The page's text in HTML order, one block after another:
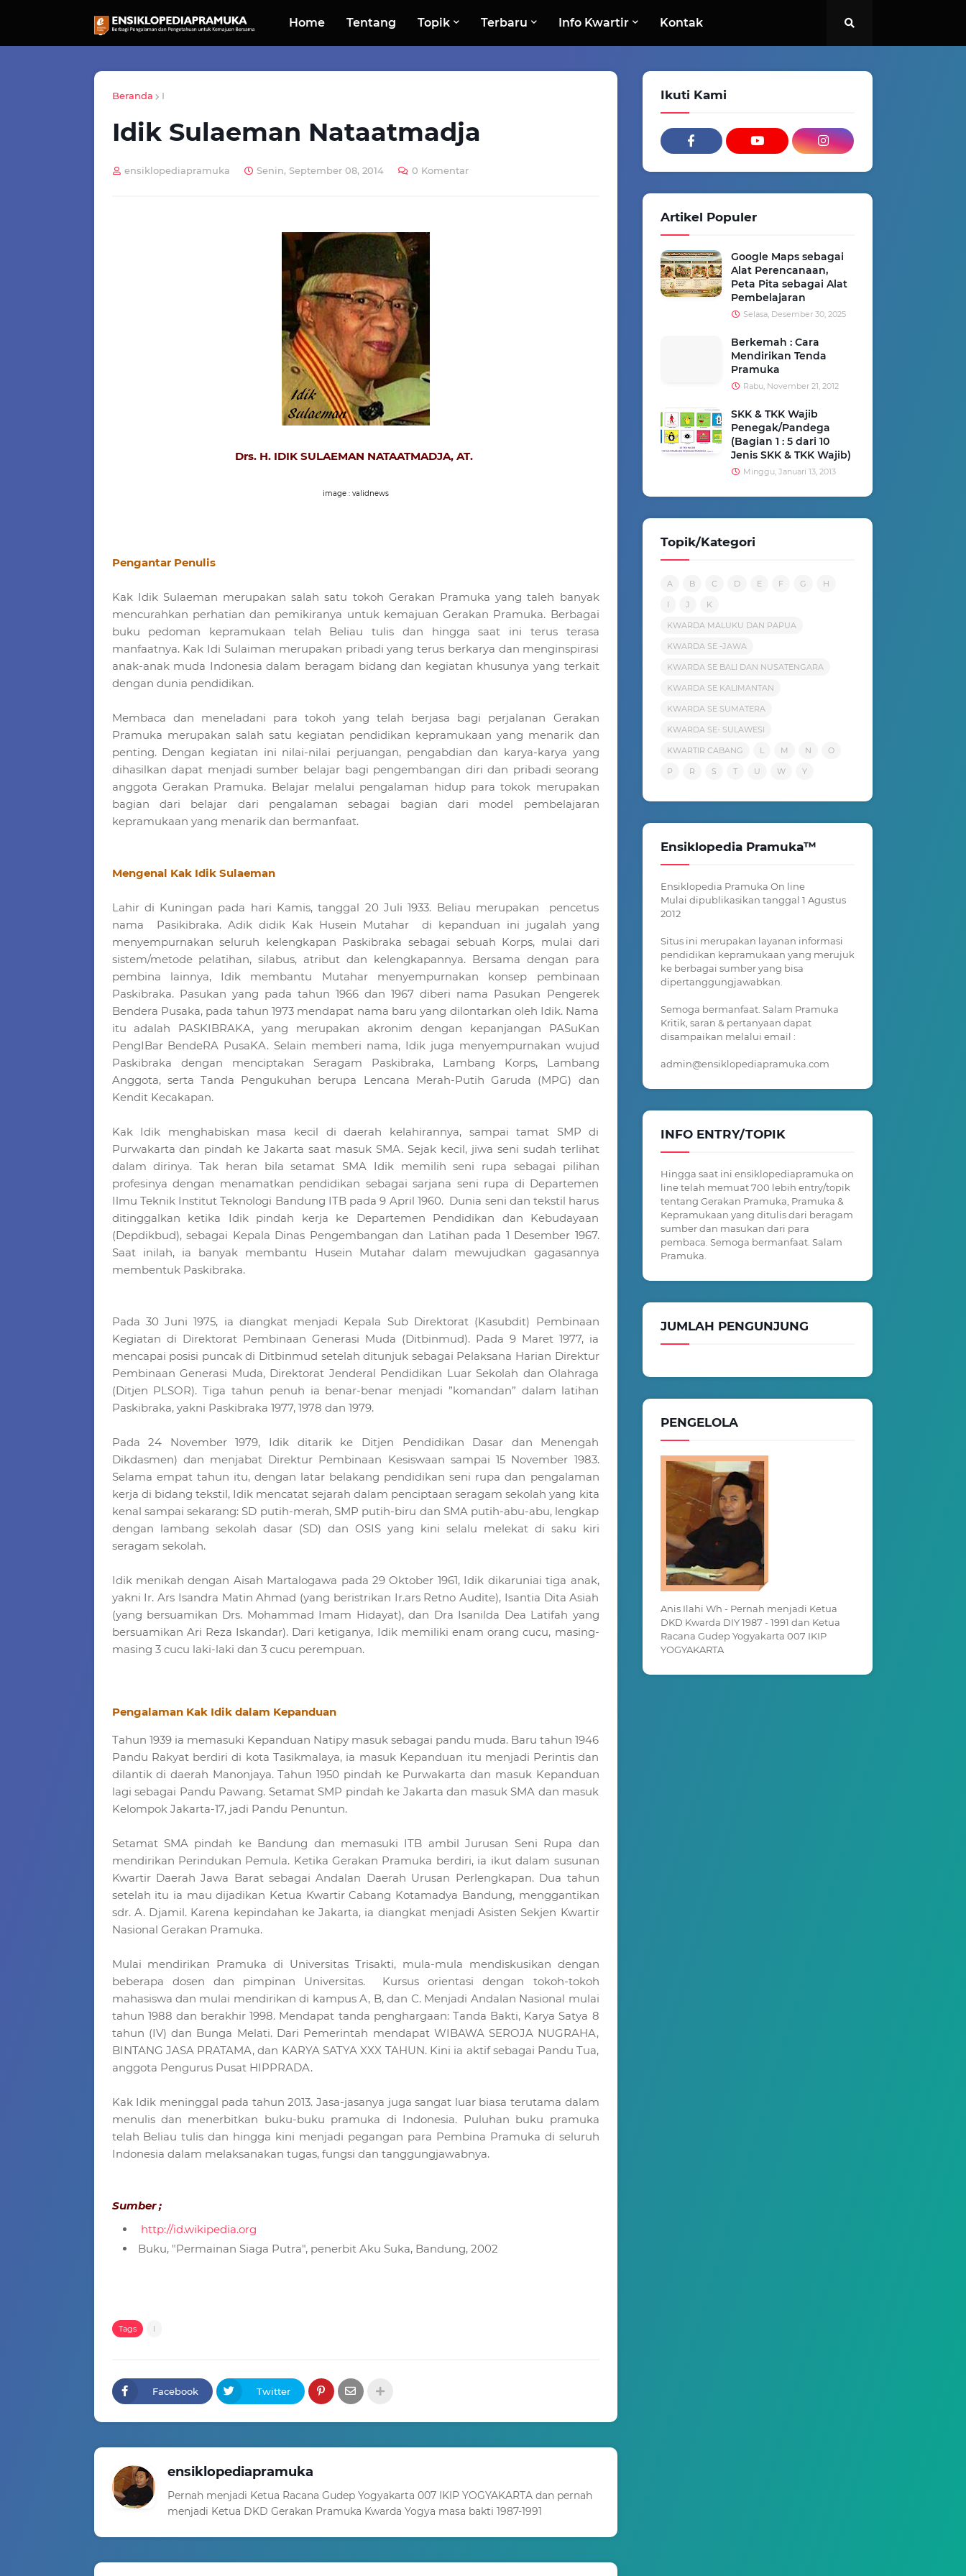
Home Tentang Topik Terbaru Info Kwartir Kontak
Beranda I
Idik Sulaeman Nataatmadja
ensiklopediapramuka Senin, September 08, 2014 0 Komentar
Drs. H. IDIK SULAEMAN NATAATMADJA, AT.
image : validnews
Pengantar Penulis
Kak Idik Sulaeman merupakan salah satu tokoh Gerakan Pramuka yang taleh banyak
mencurahkan perhatian dan pemikiranya untuk kemajuan Gerakan Pramuka. Berbagai
buku pedoman kepramukaan telah Beliau tulis dan hingga saat ini terus terasa
manfaatnya. Kak Idi Sulaiman merupakan pribadi yang terus berkarya dan menginspirasi
anak-anak muda Indonesia dalam beragam bidang dan kegiatan khusunya yang terkait
dengan dunia pendidikan.
Membaca dan meneladani para tokoh yang telah berjasa bagi perjalanan Gerakan
Pramuka merupakan salah satu kegiatan pendidikan kepramukaan yang menarik dan
penting. Dengan kegiatan ini nilai-nilai perjuangan, pengabdian dan karya-karya yang
dihasilkan dapat menjadi sumber belajar bagi pengembangan diri dan pribadi seorang
anggota Gerakan Pramuka. Belajar melalui pengalaman hidup para tokok merupakan
bagian dari belajar dari pengalaman sebagai bagian dari model pembelajaran
kepramukaan yang menarik dan bermanfaat.
Mengenal Kak Idik Sulaeman
Lahir di Kuningan pada hari Kamis, tanggal 20 Juli 1933. Beliau merupakan pencetus
nama Pasikibraka. Adik didik Kak Husein Mutahar di kepanduan ini jugalah yang
menyempurnakan seluruh kelengkapan Paskibraka sebagai sebuah Korps, mulai dari
sistem/metode pelatihan, silabus, atribut dan kelengkapannya. Bersama dengan para
pembina lainnya, Idik membantu Mutahar menyempurnakan konsep pembinaan
Paskibraka. Pasukan yang pada tahun 1966 dan 1967 diberi nama Pasukan Pengerek
Bendera Pusaka, pada tahun 1973 mendapat nama baru yang dilontarkan oleh Idik. Nama
itu adalah PASKIBRAKA, yang merupakan akronim dengan kepanjangan PASuKan
PengIBar BendeRA PusaKA. Selain memberi nama, Idik juga menyempurnakan wujud
Paskibraka dengan menciptakan Seragam Paskibraka, Lambang Korps, Lambang
Anggota, serta Tanda Pengukuhan berupa Lencana Merah-Putih Garuda (MPG) dan
Kendit Kecakapan.
Kak Idik menghabiskan masa kecil di daerah kelahirannya, sampai tamat SMP di
Purwakarta dan pindah ke Jakarta saat masuk SMA. Sejak kecil, jiwa seni sudah terlihat
dalam dirinya. Tak heran bila setamat SMA Idik memilih seni rupa sebagai pilihan
profesinya dengan menamatkan pendidikan sebagai sarjana seni rupa di Departemen
Ilmu Teknik Institut Teknologi Bandung ITB pada 9 April 1960. Dunia seni dan tekstil harus
ditinggalkan ketika Idik pindah kerja ke Departemen Pendidikan dan Kebudayaan
(Depdikbud), sebagai Kepala Dinas Pengembangan dan Latihan pada 1 Desember 1967.
Saat inilah, ia banyak membantu Husein Mutahar dalam mewujudkan gagasannya
membentuk Paskibraka.
Pada 30 Juni 1975, ia diangkat menjadi Kepala Sub Direktorat (Kasubdit) Pembinaan
Kegiatan di Direktorat Pembinaan Generasi Muda (Ditbinmud). Pada 9 Maret 1977, ia
mencapai posisi puncak di Ditbinmud setelah ditunjuk sebagai Pelaksana Harian Direktur
Pembinaan Generasi Muda, Direktorat Jenderal Pendidikan Luar Sekolah dan Olahraga
(Ditjen PLSOR). Tiga tahun penuh ia benar-benar menjadi ”komandan” dalam latihan
Paskibraka, yakni Paskibraka 1977, 1978 dan 1979.
Pada 24 November 1979, Idik ditarik ke Ditjen Pendidikan Dasar dan Menengah
Dikdasmen) dan menjabat Direktur Pembinaan Kesiswaan sampai 15 November 1983.
Selama empat tahun itu, dengan latar belakang pendidikan seni rupa dan pengalaman
kerja di bidang tekstil, Idik mencatat sejarah dalam penciptaan seragam sekolah yang kita
kenal sampai sekarang: SD putih-merah, SMP putih-biru dan SMA putih-abu-abu, lengkap
dengan lambang sekolah dasar (SD) dan OSIS yang kini selalu melekat di saku kiri
seragam sekolah.
Idik menikah dengan Aisah Martalogawa pada 29 Oktober 1961, Idik dikaruniai tiga anak,
yakni Ir. Ars Isandra Matin Ahmad (yang beristrikan Ir.ars Retno Audite), Isantia Dita Asiah
(yang bersuamikan Drs. Mohammad Imam Hidayat), dan Dra Isanilda Dea Latifah yang
bersuamikan Ari Reza Iskandar). Dari ketiganya, Idik memiliki enam orang cucu, masing-
masing 3 cucu laki-laki dan 3 cucu perempuan.
Pengalaman Kak Idik dalam Kepanduan
Tahun 1939 ia memasuki Kepanduan Natipy masuk sebagai pandu muda. Baru tahun 1946
Pandu Rakyat berdiri di kota Tasikmalaya, ia masuk Kepanduan itu menjadi Perintis dan
dilantik di daerah Manonjaya. Tahun 1950 pindah ke Purwakarta dan masuk Kepanduan
lagi sebagai Pandu Pawang. Setamat SMP pindah ke Jakarta dan masuk SMA dan masuk
Kelompok Jakarta-17, jadi Pandu Penuntun.
Setamat SMA pindah ke Bandung dan memasuki ITB ambil Jurusan Seni Rupa dan
mendirikan Perindukan Pemula. Ketika Gerakan Pramuka berdiri, ia ikut dalam susunan
Kwartir Daerah Jawa Barat sebagai Andalan Daerah Urusan Perlengkapan. Dua tahun
setelah itu ia mau dijadikan Ketua Kwartir Cabang Kotamadya Bandung, menggantikan
sdr. A. Djamil. Karena kepindahan ke Jakarta, ia diangkat menjadi Asisten Sekjen Kwartir
Nasional Gerakan Pramuka.
Mulai mendirikan Pramuka di Universitas Trisakti, mula-mula mendiskusikan dengan
beberapa dosen dan pimpinan Universitas. Kursus orientasi dengan tokoh-tokoh
mahasiswa dan mulai mendirikan di kampus A, B, dan C. Menjadi Andalan Nasional mulai
tahun 1988 dan berakhir 1998. Mendapat tanda penghargaan: Tanda Bakti, Karya Satya 8
tahun (IV) dan Bunga Melati. Dari Pemerintah mendapat WIBAWA SEROJA NUGRAHA,
BINTANG JASA PRATAMA, dan KARYA SATYA XXX TAHUN. Kini ia aktif sebagai Pandu Tua,
anggota Pengurus Pusat HIPPRADA.
Kak Idik meninggal pada tahun 2013. Jasa-jasanya juga sangat luar biasa terutama dalam
menulis dan menerbitkan buku-buku pramuka di Indonesia. Puluhan buku pramuka
telah Beliau tulis dan hingga kini menjadi pegangan para Pembina Pramuka di seluruh
Indonesia dalam melaksanakan tugas, fungsi dan tanggungjawabnya.
Sumber ;
http://id.wikipedia.org
Buku, "Permainan Siaga Putra", penerbit Aku Suka, Bandung, 2002
Tags I
Facebook Twitter
ensiklopediapramuka
Pernah menjadi Ketua Racana Gudep Yogyakarta 007 IKIP YOGYAKARTA dan pernah
menjadi Ketua DKD Gerakan Pramuka Kwarda Yogya masa bakti 1987-1991
Ikuti Kami
Artikel Populer
Google Maps sebagai
Alat Perencanaan,
Peta Pita sebagai Alat
Pembelajaran
Selasa, Desember 30, 2025
Berkemah : Cara
Mendirikan Tenda
Pramuka
Rabu, November 21, 2012
SKK & TKK Wajib
Penegak/Pandega
(Bagian 1 : 5 dari 10
Jenis SKK & TKK Wajib)
Minggu, Januari 13, 2013
Topik/Kategori
A B C D E F G H
I J K
KWARDA MALUKU DAN PAPUA
KWARDA SE -JAWA
KWARDA SE BALI DAN NUSATENGARA
KWARDA SE KALIMANTAN
KWARDA SE SUMATERA
KWARDA SE- SULAWESI
KWARTIR CABANG L M N O
P R S T U W Y
Ensiklopedia Pramuka™
Ensiklopedia Pramuka On line
Mulai dipublikasikan tanggal 1 Agustus
2012
Situs ini merupakan layanan informasi
pendidikan kepramukaan yang merujuk
ke berbagai sumber yang bisa
dipertanggungjawabkan.
Semoga bermanfaat. Salam Pramuka
Kritik, saran & pertanyaan dapat
disampaikan melalui email :
admin@ensiklopediapramuka.com
INFO ENTRY/TOPIK
Hingga saat ini ensiklopediapramuka on
line telah memuat 700 lebih entry/topik
tentang Gerakan Pramuka, Pramuka &
Kepramukaan yang ditulis dari beragam
sumber dan masukan dari para
pembaca. Semoga bermanfaat. Salam
Pramuka.
JUMLAH PENGUNJUNG
PENGELOLA
Anis Ilahi Wh - Pernah menjadi Ketua
DKD Kwarda DIY 1987 - 1991 dan Ketua
Racana Gudep Yogyakarta 007 IKIP
YOGYAKARTA